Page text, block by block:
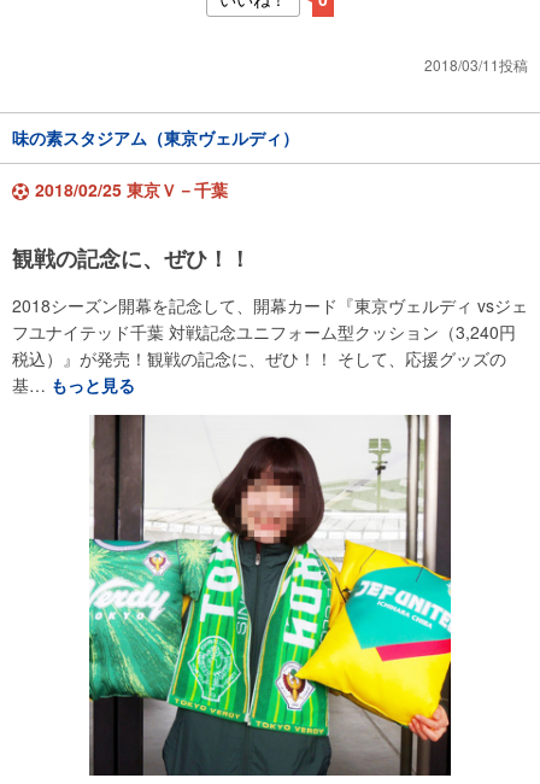
2018/03/11投稿
味の素スタジアム（東京ヴェルディ）
2018/02/25 東京Ｖ－千葉
観戦の記念に、ぜひ！！
2018シーズン開幕を記念して、開幕カード『東京ヴェルディ vsジェ
フユナイテッド千葉 対戦記念ユニフォーム型クッション（3,240円
税込）』が発売！観戦の記念に、ぜひ！！ そして、応援グッズの
基… もっと見る